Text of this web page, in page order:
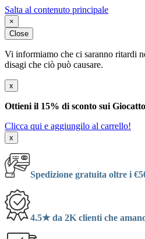
Salta al contenuto principale
×
Close
Vi informiamo che ci saranno ritardi
disagi che ciò può causare.
x
Ottieni il 15% di sconto sui
Clicca qui e aggiungilo al carrello!
x
Spedizione gratuita oltre i
4.5★ da 2K clienti che